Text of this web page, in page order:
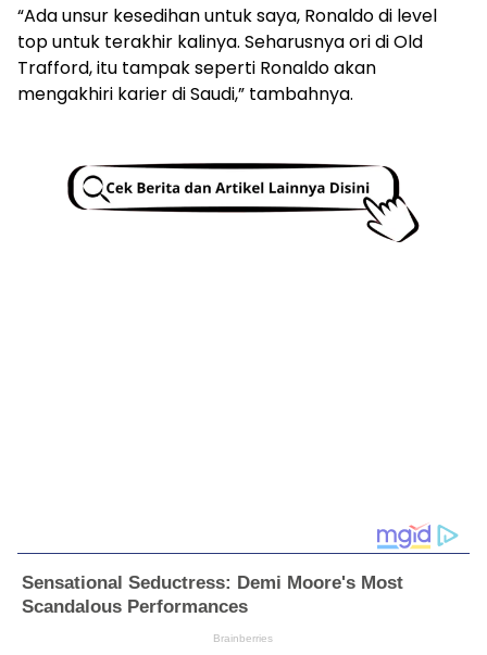
“Ada unsur kesedihan untuk saya, Ronaldo di level
top untuk terakhir kalinya. Seharusnya ori di Old
Trafford, itu tampak seperti Ronaldo akan
mengakhiri karier di Saudi,” tambahnya.